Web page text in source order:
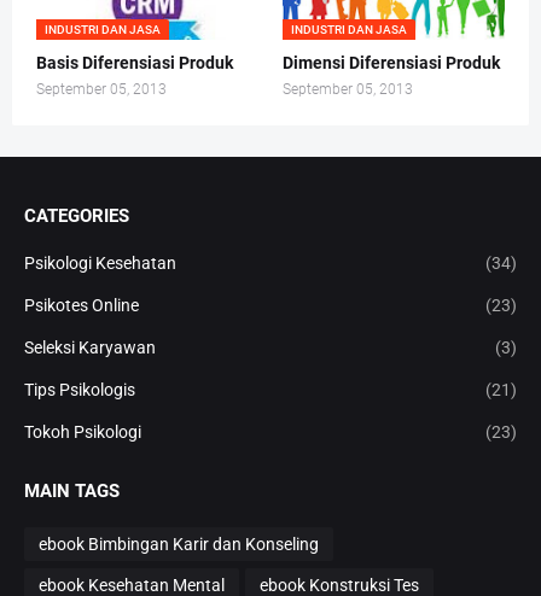
INDUSTRI DAN JASA
Basis Diferensiasi Produk
September 05, 2013
INDUSTRI DAN JASA
Dimensi Diferensiasi Produk
September 05, 2013
CATEGORIES
Psikologi Kesehatan (34)
Psikotes Online (23)
Seleksi Karyawan (3)
Tips Psikologis (21)
Tokoh Psikologi (23)
MAIN TAGS
ebook Bimbingan Karir dan Konseling
ebook Kesehatan Mental ebook Konstruksi Tes